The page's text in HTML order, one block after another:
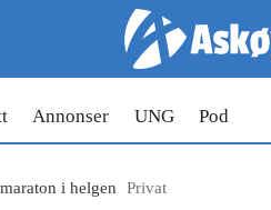
Annonser UNG Pod
i helgen Privat